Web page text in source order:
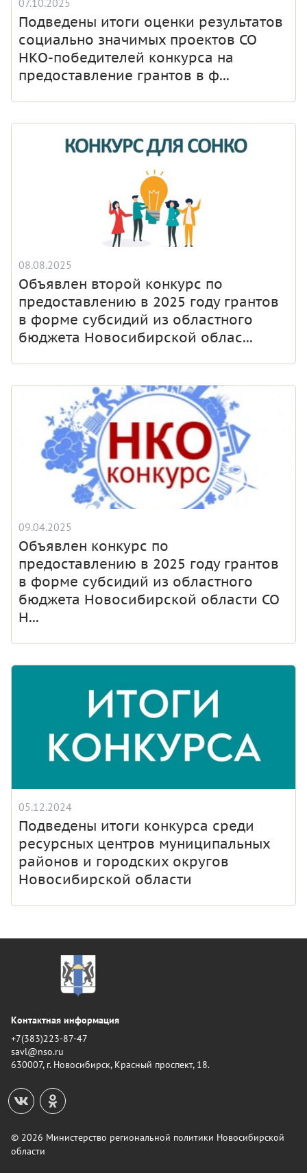
07.10.2025
Подведены итоги оценки результатов
социально значимых проектов СО
НКО-победителей конкурса на
предоставление грантов в ф...
08.08.2025
Объявлен второй конкурс по
предоставлению в 2025 году грантов
в форме субсидий из областного
бюджета Новосибирской облас...
09.04.2025
Объявлен конкурс по
предоставлению в 2025 году грантов
в форме субсидий из областного
бюджета Новосибирской области СО
Н...
05.12.2024
Подведены итоги конкурса среди
ресурсных центров муниципальных
районов и городских округов
Новосибирской области
Контактная информация
+7(383)223-87-47
savl@nso.ru
630007, г. Новосибирск, Красный проспект, 18.
© 2026 Министерство региональной политики Новосибирской
области